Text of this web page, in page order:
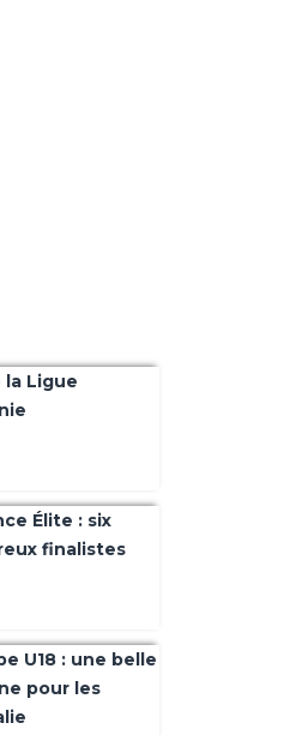
Ligue
Élite : six
finalistes
U18 : une belle
pour les